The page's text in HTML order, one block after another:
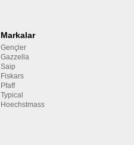
Markalar
Gençler
Gazzella
Saip
Fiskars
Pfaff
Typical
Hoechstmass